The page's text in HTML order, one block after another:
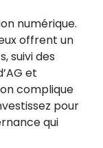
numérique.
offrent un
suivi des
et
complique
pour
qui